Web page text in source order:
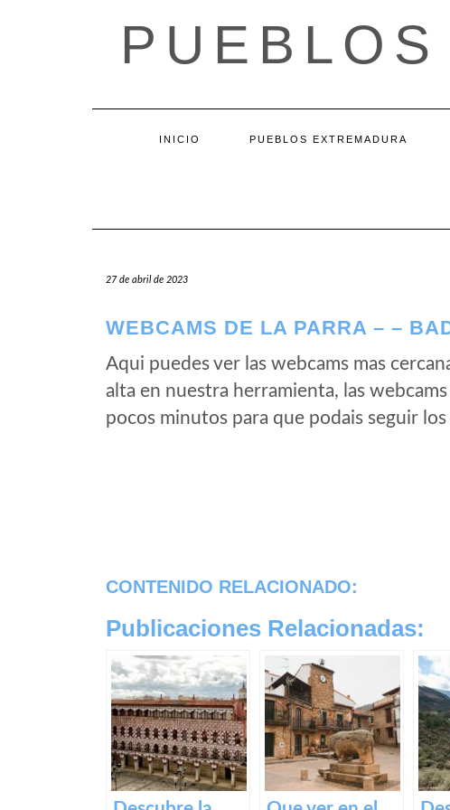
INICIO PUEBLOS EXTREMADURA
27 de abril de 2023
WEBCAMS DE LA PARRA – –
Aqui puedes ver las webcams mas
alta en nuestra herramienta, las
pocos minutos para que podais seguir
CONTENIDO RELACIONADO:
Publicaciones Relacionadas: